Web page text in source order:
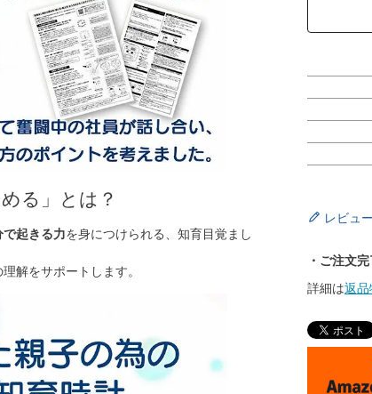
る」とは？
で起きる力を身につけられる、知育目覚まし
解をサポートします。
レビュ
・ご注文
詳細は返品